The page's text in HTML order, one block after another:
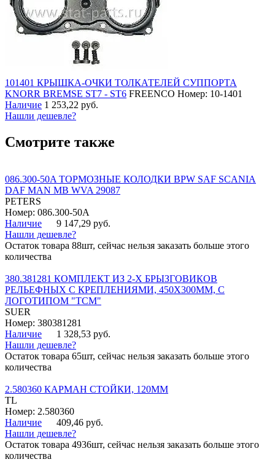
101401 КРЫШКА-ОЧКИ ТОЛКАТЕЛЕЙ СУППОРТА
KNORR BREMSE ST7 - ST6 FREENCO Номер: 10-1401
Наличие 1 253,22 руб.
Нашли дешевле?
Смотрите также
086.300-50A ТОРМОЗНЫЕ КОЛОДКИ BPW SAF SCANIA
DAF MAN MB WVA 29087
PETERS
Номер: 086.300-50A
Наличие
9 147,29 руб.
Нашли дешевле?
Остаток товара 88шт, сейчас нельзя заказать больше этого
количества
380.381281 КОМПЛЕКТ ИЗ 2-Х БРЫЗГОВИКОВ
РЕЛЬЕФНЫХ С КРЕПЛЕНИЯМИ, 450Х300ММ, С
ЛОГОТИПОМ "ТСМ"
SUER
Номер: 380381281
Наличие
1 328,53 руб.
Нашли дешевле?
Остаток товара 65шт, сейчас нельзя заказать больше этого
количества
2.580360 КАРМАН СТОЙКИ, 120ММ
TL
Номер: 2.580360
Наличие
409,46 руб.
Нашли дешевле?
Остаток товара 4936шт, сейчас нельзя заказать больше этого
количества